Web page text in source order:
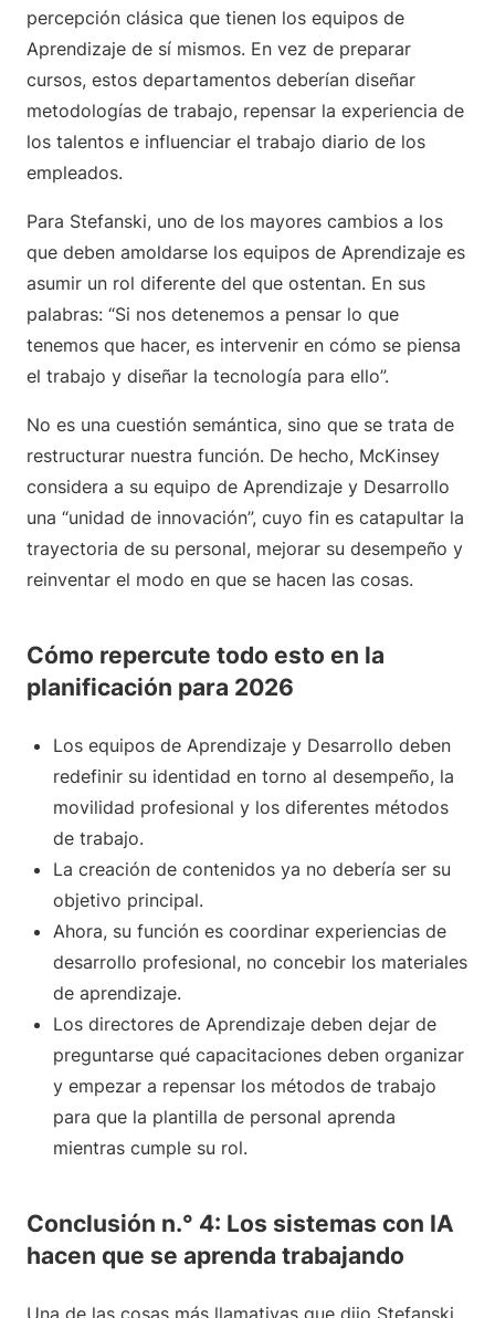
percepción clásica que tienen los equipos de
Aprendizaje de sí mismos. En vez de preparar
cursos, estos departamentos deberían diseñar
metodologías de trabajo, repensar la experiencia de
los talentos e influenciar el trabajo diario de los
empleados.
Para Stefanski, uno de los mayores cambios a los
que deben amoldarse los equipos de Aprendizaje es
asumir un rol diferente del que ostentan. En sus
palabras: “Si nos detenemos a pensar lo que
tenemos que hacer, es intervenir en cómo se piensa
el trabajo y diseñar la tecnología para ello”.
No es una cuestión semántica, sino que se trata de
restructurar nuestra función. De hecho, McKinsey
considera a su equipo de Aprendizaje y Desarrollo
una “unidad de innovación”, cuyo fin es catapultar la
trayectoria de su personal, mejorar su desempeño y
reinventar el modo en que se hacen las cosas.
Cómo repercute todo esto en la
planificación para 2026
Los equipos de Aprendizaje y Desarrollo deben
redefinir su identidad en torno al desempeño, la
movilidad profesional y los diferentes métodos
de trabajo.
La creación de contenidos ya no debería ser su
objetivo principal.
Ahora, su función es coordinar experiencias de
desarrollo profesional, no concebir los materiales
de aprendizaje.
Los directores de Aprendizaje deben dejar de
preguntarse qué capacitaciones deben organizar
y empezar a repensar los métodos de trabajo
para que la plantilla de personal aprenda
mientras cumple su rol.
Conclusión n.° 4: Los sistemas con IA
hacen que se aprenda trabajando
Una de las cosas más llamativas que dijo Stefanski